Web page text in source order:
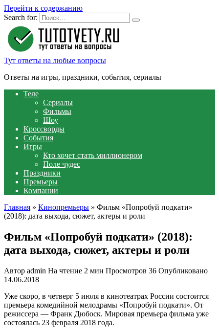
Перейти к содержанию
Search for:
Тут ответы на любые вопросы
Ответы на игры, праздники, события, сериалы
Теле
Сериалы
Фильмы
Шоу
Кроссворды
События
Игры
Кто хочет стать миллионером
Поле чудес
Праздники
Премьеры
Компании
Главная » Кинопремьеры » Фильм «Попробуй подкати»
(2018): дата выхода, сюжет, актеры и роли
Фильм «Попробуй подкати» (2018):
дата выхода, сюжет, актеры и роли
Автор admin На чтение 2 мин Просмотров 36 Опубликовано
14.06.2018
Уже скоро, в четверг 5 июля в кинотеатрах России состоится
премьера комедийной мелодрамы «Попробуй подкати». От
режиссера — Франк Дюбоск. Мировая премьера фильма уже
состоялась 23 февраля 2018 года.